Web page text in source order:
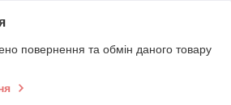
повернення та обмін даного товару